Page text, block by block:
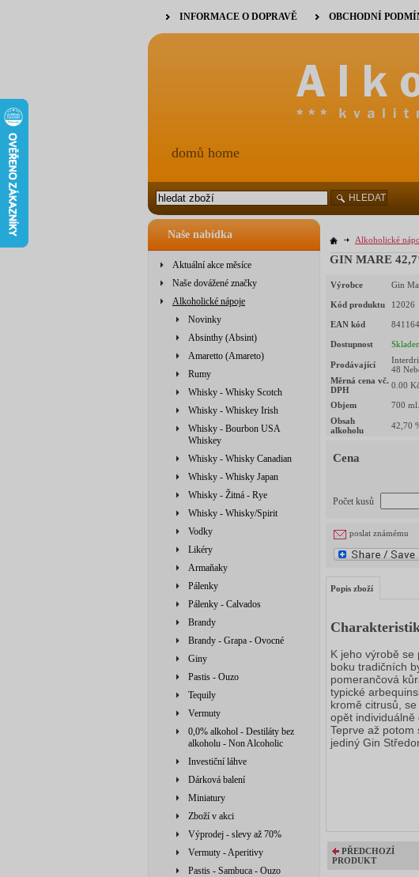
Naše nabídka
Aktuální akce měsíce
Naše dovážené značky
Alkoholické nápoje
Novinky
Absinthy (Absint)
Amaretto (Amareto)
Rumy
Whisky - Whisky Scotch
Whisky - Whiskey Irish
Whisky - Bourbon USA
Whiskey
Whisky - Whisky Canadian
Whisky - Whisky Japan
Whisky - Žitná - Rye
Whisky - Whisky/Spirit
Vodky
Likéry
Armaňaky
Pálenky
Pálenky - Calvados
Brandy
Brandy - Grapa - Ovocné
Giny
Pastis - Ouzo
Tequily
Vermuty
0,0% alkohol - Destiláty bez
alkoholu - Non Alcoholic
Investiční láhve
Dárková balení
Miniatury
Zboží v akci
Výprodej - slevy až 70%
Vermuty - Aperitivy
Pastis - Sambuca - Ouzo
Alkoholické
GIN MARE
Výrobce Gin
Kód produktu 12026
EAN kód
Dostupnost
Prodávající
48
Měrná cena vč.
DPH
0.00
Objem 700 ml.
Obsah
alkoholu
42,70
Cena
Počet kusů
poslat známému
Popis zboží
K jeho výrobě
boku tradičních
pomerančová
typické
kromě citrusů,
opět individuálně
Teprve až
jediný Gin
PŘEDCHOZÍ
PRODUKT
INFORMACE O DOPRAVĚ OBCHODNÍ
domů home
HLEDAT